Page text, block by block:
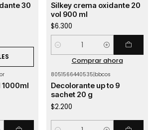
30
Silkey crema oxidante 20
vol 900 ml
$6.300
Cantidad
Comprar ahora
1000ml
8051566440535|bbcos
Decolorante up to 9
sachet 20 g
$2.200